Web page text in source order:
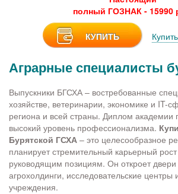
полный ГОЗНАК - 15990
КУПИТЬ
Аграрные специалисты
Выпускники БГСХА – востребованные
хозяйстве, ветеринарии, экономике и IT-
региона и всей страны. Диплом академии
высокий уровень профессионализма.
Бурятской ГСХА – это целесообразное
планирует стремительный карьерный
руководящим позициям. Он откроет двери
агрохолдинги, исследовательские центры
учреждения.